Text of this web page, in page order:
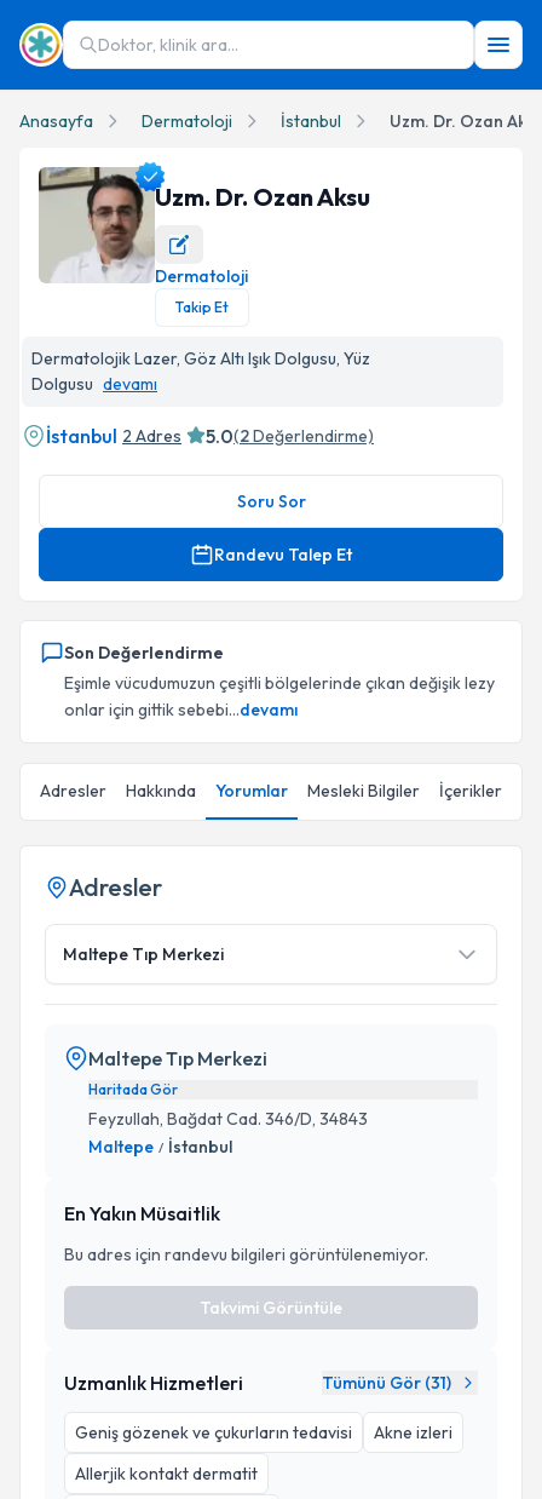
Doktor, klinik ara...
Anasayfa Dermatoloji İstanbul Uzm. Dr. Ozan
Uzm. Dr. Ozan Aksu Profil Fotoğrafı
Uzm. Dr. Ozan Aksu
Dermatoloji
Takip Et
Dermatolojik Lazer, Göz Altı Işık Dolgusu, Yüz
Dolgusu devamı
İstanbul 2 Adres 5.0(2Değerlendirme)
Soru Sor
Randevu Talep Et
Son Değerlendirme
Eşimle vücudumuzun çeşitli bölgelerinde çıkan değişik lezy
onlar için gittik sebebi...devamı
Adresler Hakkında Yorumlar Mesleki Bilgiler İçerikler
Adresler
Maltepe Tıp Merkezi
Maltepe Tıp Merkezi
Haritada Gör
Feyzullah, Bağdat Cad. 346/D, 34843
Maltepe / İstanbul
En Yakın Müsaitlik
Bu adres için randevu bilgileri görüntülenemiyor.
Takvimi Görüntüle
Uzmanlık Hizmetleri Tümünü Gör (31)
Geniş gözenek ve çukurların tedavisi
Akne izleri
Allerjik kontakt dermatit